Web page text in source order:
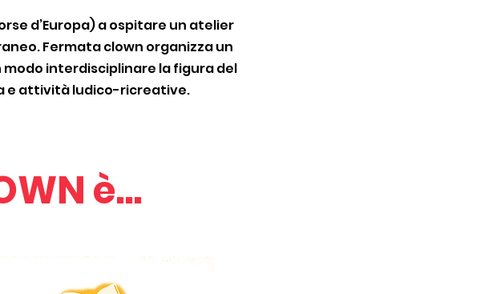
d’Europa) a ospitare un atelier
Fermata clown organizza un
interdisciplinare la figura del
e attività ludico-ricreative.
è...